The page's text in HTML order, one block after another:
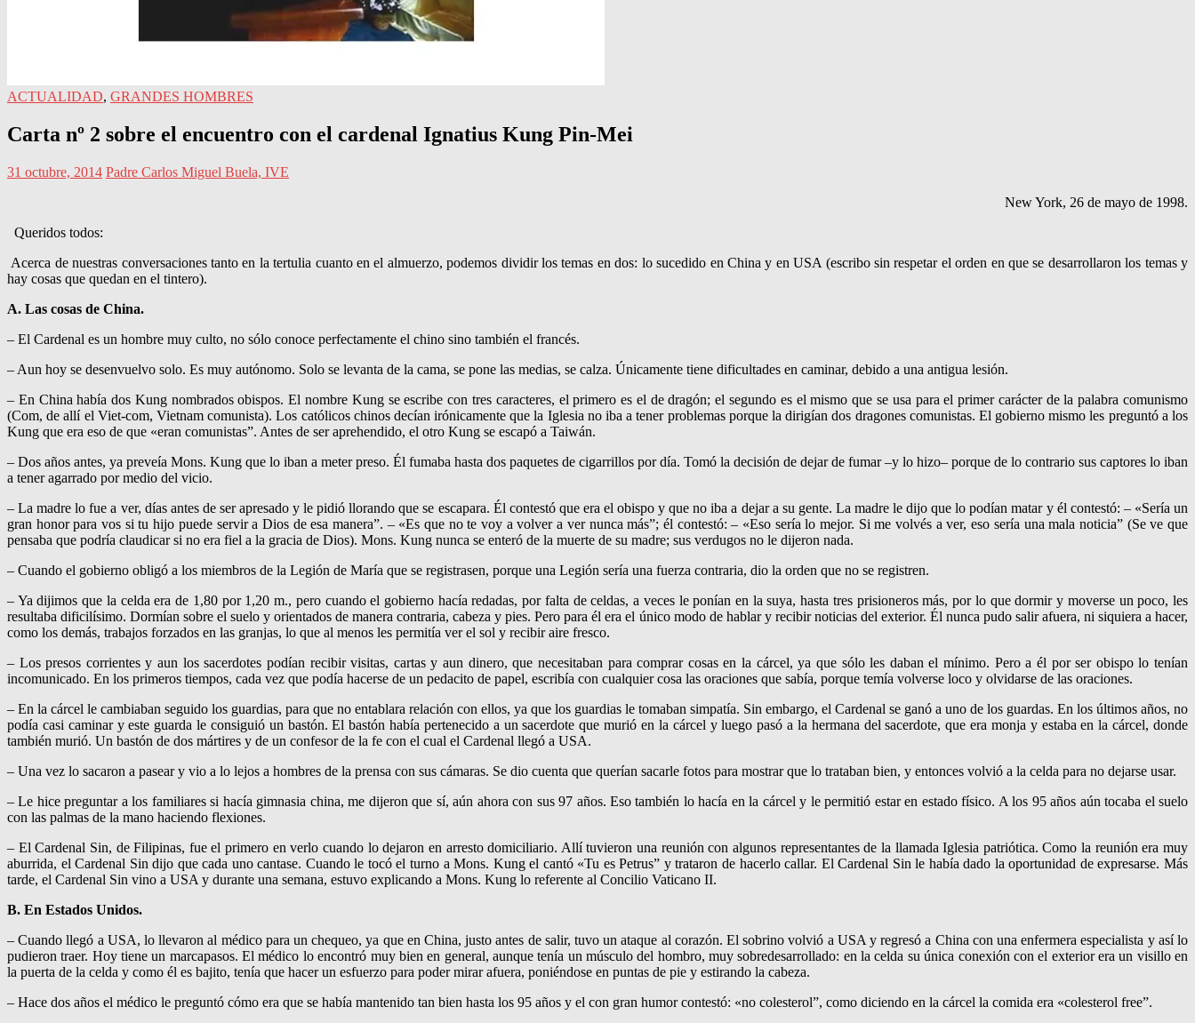
ACTUALIDAD, GRANDES HOMBRES
Carta nº 2 sobre el encuentro con el cardenal Ignatius Kung Pin-Mei
31 octubre, 2014 Padre Carlos Miguel Buela, IVE
New York, 26 de mayo de 1998.
Queridos todos:
Acerca de nuestras conversaciones tanto en la tertulia cuanto en el almuerzo, podemos dividir los temas en dos: lo sucedido en China y en USA (escribo sin respetar el orden en que se desarrollaron los temas y
hay cosas que quedan en el tintero).
A. Las cosas de China.
– El Cardenal es un hombre muy culto, no sólo conoce perfectamente el chino sino también el francés.
– Aun hoy se desenvuelvo solo. Es muy autónomo. Solo se levanta de la cama, se pone las medias, se calza. Únicamente tiene dificultades en caminar, debido a una antigua lesión.
– En China había dos Kung nombrados obispos. El nombre Kung se escribe con tres caracteres, el primero es el de dragón; el segundo es el mismo que se usa para el primer carácter de la palabra comunismo
(Com, de allí el Viet‑com, Vietnam comunista). Los católicos chinos decían irónicamente que la Iglesia no iba a tener problemas porque la dirigían dos dragones comunistas. El gobierno mismo les preguntó a los
Kung que era eso de que «eran comunistas”. Antes de ser aprehendido, el otro Kung se escapó a Taiwán.
– Dos años antes, ya preveía Mons. Kung que lo iban a meter preso. Él fumaba hasta dos paquetes de cigarrillos por día. Tomó la decisión de dejar de fumar –y lo hizo– porque de lo contrario sus captores lo iban
a tener agarrado por medio del vicio.
– La madre lo fue a ver, días antes de ser apresado y le pidió llorando que se escapara. Él contestó que era el obispo y que no iba a dejar a su gente. La madre le dijo que lo podían matar y él contestó: – «Sería un
gran honor para vos si tu hijo puede servir a Dios de esa manera”. – «Es que no te voy a volver a ver nunca más”; él contestó: – «Eso sería lo mejor. Si me volvés a ver, eso sería una mala noticia” (Se ve que
pensaba que podría claudicar si no era fiel a la gracia de Dios). Mons. Kung nunca se enteró de la muerte de su madre; sus verdugos no le dijeron nada.
– Cuando el gobierno obligó a los miembros de la Legión de María que se registrasen, porque una Legión sería una fuerza contraria, dio la orden que no se registren.
– Ya dijimos que la celda era de 1,80 por 1,20 m., pero cuando el gobierno hacía redadas, por falta de celdas, a veces le ponían en la suya, hasta tres prisioneros más, por lo que dormir y moverse un poco, les
resultaba dificilísimo. Dormían sobre el suelo y orientados de manera contraria, cabeza y pies. Pero para él era el único modo de hablar y recibir noticias del exterior. Él nunca pudo salir afuera, ni siquiera a hacer,
como los demás, trabajos forzados en las granjas, lo que al menos les permitía ver el sol y recibir aire fresco.
– Los presos corrientes y aun los sacerdotes podían recibir visitas, cartas y aun dinero, que necesitaban para comprar cosas en la cárcel, ya que sólo les daban el mínimo. Pero a él por ser obispo lo tenían
incomunicado. En los primeros tiempos, cada vez que podía hacerse de un pedacito de papel, escribía con cualquier cosa las oraciones que sabía, porque temía volverse loco y olvidarse de las oraciones.
– En la cárcel le cambiaban seguido los guardias, para que no entablara relación con ellos, ya que los guardias le tomaban simpatía. Sin embargo, el Cardenal se ganó a uno de los guardas. En los últimos años, no
podía casi caminar y este guarda le consiguió un bastón. El bastón había pertenecido a un sacerdote que murió en la cárcel y luego pasó a la hermana del sacerdote, que era monja y estaba en la cárcel, donde
también murió. Un bastón de dos mártires y de un confesor de la fe con el cual el Cardenal llegó a USA.
– Una vez lo sacaron a pasear y vio a lo lejos a hombres de la prensa con sus cámaras. Se dio cuenta que querían sacarle fotos para mostrar que lo trataban bien, y entonces volvió a la celda para no dejarse usar.
– Le hice preguntar a los familiares si hacía gimnasia china, me dijeron que sí, aún ahora con sus 97 años. Eso también lo hacía en la cárcel y le permitió estar en estado físico. A los 95 años aún tocaba el suelo
con las palmas de la mano haciendo flexiones.
– El Cardenal Sin, de Filipinas, fue el primero en verlo cuando lo dejaron en arresto domiciliario. Allí tuvieron una reunión con algunos representantes de la llamada Iglesia patriótica. Como la reunión era muy
aburrida, el Cardenal Sin dijo que cada uno cantase. Cuando le tocó el turno a Mons. Kung el cantó «Tu es Petrus” y trataron de hacerlo callar. El Cardenal Sin le había dado la oportunidad de expresarse. Más
tarde, el Cardenal Sin vino a USA y durante una semana, estuvo explicando a Mons. Kung lo referente al Concilio Vaticano II.
B. En Estados Unidos.
– Cuando llegó a USA, lo llevaron al médico para un chequeo, ya que en China, justo antes de salir, tuvo un ataque al corazón. El sobrino volvió a USA y regresó a China con una enfermera especialista y así lo
pudieron traer. Hoy tiene un marcapasos. El médico lo encontró muy bien en general, aunque tenía un músculo del hombro, muy sobredesarrollado: en la celda su única conexión con el exterior era un visillo en
la puerta de la celda y como él es bajito, tenía que hacer un esfuerzo para poder mirar afuera, poniéndose en puntas de pie y estirando la cabeza.
– Hace dos años el médico le preguntó cómo era que se había mantenido tan bien hasta los 95 años y el con gran humor contestó: «no colesterol”, como diciendo en la cárcel la comida era «colesterol free”.